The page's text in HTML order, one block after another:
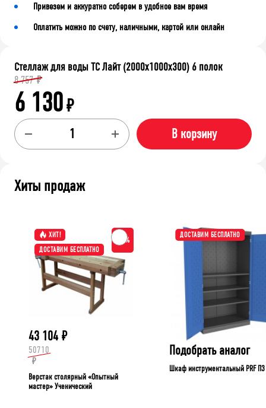
Привезем и аккуратно соберем в удобное вам время
Оплатить можно по счету, наличными, картой или онлайн
Стеллаж для воды ТС Лайт (2000x1000x300) 6 полок
8 757 ₽
6 130₽
В корзину
Хиты продаж
ХИТ!
ДОСТАВИМ БЕСПЛАТНО
-15%
43 104 ₽
50710
₽
Верстак столярный «Опытный
мастер» Ученический
ДОСТАВИМ БЕСПЛАТНО
Подобрать аналог
Шкаф инструментальный PRF П3